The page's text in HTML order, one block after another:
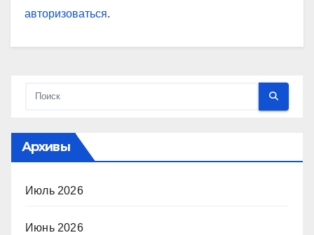
авторизоваться.
Архивы
Июль 2026
Июнь 2026